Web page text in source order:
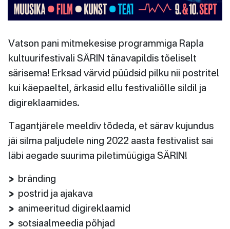
Vatson pani mitmekesise programmiga Rapla
kultuurifestivali SÄRIN tänavapildis tõeliselt
särisema! Erksad värvid püüdsid pilku nii postritel
kui käepaeltel, ärkasid ellu festivaliõlle sildil ja
digireklaamides.
Tagantjärele meeldiv tõdeda, et särav kujundus
jäi silma paljudele ning 2022 aasta festivalist sai
läbi aegade suurima piletimüügiga SÄRIN!
bränding
postrid ja ajakava
animeeritud digireklaamid
sotsiaalmeedia põhjad